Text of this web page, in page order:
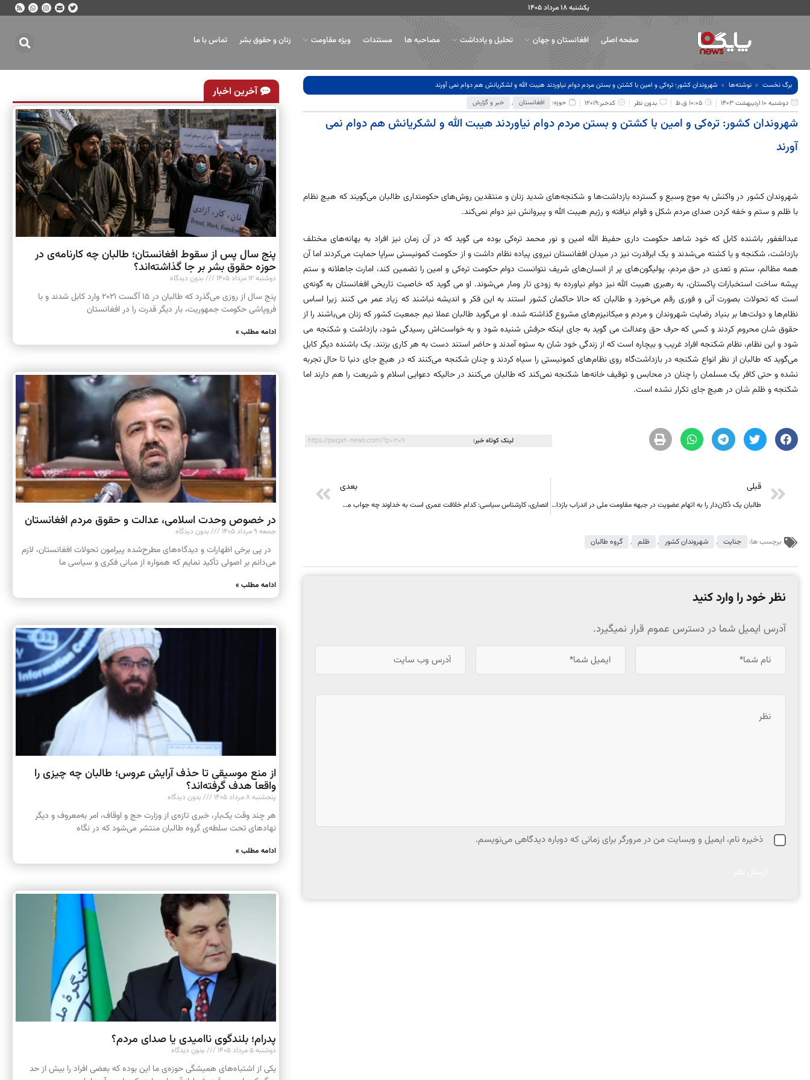
یکشنبه ۱۸ مرداد ۱۴۰۵
صفحه اصلی افغانستان و جهان تحلیل و یادداشت مصاحبه ها مستندات ویژه مقاومت زنان و حقوق بشر تماس با ما
برگ نخست نوشته‌ها
شهروندان کشور: تره‌کی و امین با کشتن و بستن مردم دوام نیاوردند هیبت الله و لشکریانش هم دوام نمی آورند
دوشنبه 10 اردیبهشت 1403
10:05 ق.ظ بدون نظر کدخبر:12019 حوزه: افغانستان , خبر و گزارش
شهروندان کشور: تره‌کی و امین با کشتن و بستن مردم دوام نیاوردند هیبت الله و لشکریانش هم دوام نمی
آورند
شهروندان کشور در واکنش به موج وسیع و گسترده بازداشت‌ها و شکنجه‌های شدید زنان و منتقدین روش‌های حکومتداری طالبان می‌گویند که هیچ نظام
با ظلم و ستم و خفه کردن صدای مردم شکل و قوام نیافته و رژیم هیبت الله و پیروانش نیز دوام نمی‌کند.
عبدالغفور باشنده کابل که خود شاهد حکومت داری حفیظ الله امین و نور محمد تره‌کی بوده می گوید که در آن زمان نیز افراد به بهانه‌های مختلف
بازداشت، شکنجه و یا کشته می‌شدند و یک ابرقدرت نیز در میدان افغانستان نیروی پیاده نظام داشت و از حکومت کمونیستی سراپا حمایت می‌کردند اما آن
همه مظالم، ستم و تعدی در حق مردم، پولیگون‌های پر از انسان‌های شریف نتوانست دوام حکومت تره‌کی و امین را تضمین کند، امارت جاهلانه و ستم
پیشه ساخت استخبارات پاکستان، به رهبری هیبت الله نیز دوام نیاورده به زودی تار ومار می‌شوند. او می گوید که خاصیت تاریخی افغانستان به گونه‌ی
است که تحولات بصورت آنی و فوری رقم می‌خورد و طالبان که حالا حاکمان کشور استند به این فکر و اندیشه نباشند که زیاد عمر می کنند زیرا اساس
نظام‌ها و دولت‌ها بر بنیاد رضایت شهروندان و مردم و میکانیزم‌های مشروع گذاشته شده. او می‌گوید طالبان عملا نیم جمعیت کشور که زنان می‌باشند را از
حقوق شان محروم کردند و کسی که حرف حق وعدالت می گوید به جای اینکه حرفش شنیده شود و به خواست‌اش رسیدگی شود، بازداشت و شکنجه می
شود و این نظام، نظام شکنجه افراد غریب و بیچاره است که از زندگی خود شان به ستوه آمدند و حاضر استند دست به هر کاری بزنند. یک باشنده دیگر کابل
می‌گوید که طالبان از نظر انواع شکنجه در بازداشت‌گاه روی نظام‌های کمونیستی را سیاه کردند و چنان شکنجه می‌کنند که در هیچ جای دنیا تا حال تجربه
نشده و حتی کافر یک مسلمان را چنان در محابس و توقیف خانه‌ها شکنجه نمی‌کند که طالبان می‌کنند در حالیکه دعوایی اسلام و شریعت را هم دارند اما
شکنجه و ظلم شان در هیچ جای تکرار نشده است.
لینک کوتاه خبر: https://paigah-news.com/?p=12019
قبلی
طالبان یک دُکان‌دار را به اتهام عضویت در جبهه مقاومت ملی در اندراب بازداشت کردند
بعدی
انصاری، کارشناس سیاسی: کدام خلافت عمری است به خداوند چه جواب می‌دهید
برچسب ها: جنایت , شهروندان کشور , ظلم , گروه طالبان
نظر خود را وارد کنید
آدرس ایمیل شما در دسترس عموم قرار نمیگیرد.
ذخیره نام، ایمیل و وبسایت من در مرورگر برای زمانی که دوباره دیدگاهی می‌نویسم.
آخرین اخبار
پنج سال پس از سقوط افغانستان؛ طالبان چه کارنامه‌ی در
حوزه حقوق بشر بر جا گذاشته‌اند؟
دوشنبه ۱۲ مرداد ۱۴۰۵ بدون دیدگاه
پنج سال از روزی می‌گذرد که طالبان در ۱۵ آگست ۲۰۲۱ وارد کابل شدند و با
فروپاشی حکومت جمهوریت، بار دیگر قدرت را در افغانستان
ادامه مطلب »
در خصوص وحدت اسلامی، عدالت و حقوق مردم افغانستان
جمعه ۹ مرداد ۱۴۰۵ بدون دیدگاه
در پی برخی اظهارات و دیدگاه‌های مطرح‌شده پیرامون تحولات افغانستان، لازم
می‌دانم بر اصولی تأکید نمایم که همواره از مبانی فکری و سیاسی ما
ادامه مطلب »
از منع موسیقی تا حذف آرایش عروس؛ طالبان چه چیزی را
واقعا هدف گرفته‌اند؟
پنجشنبه ۸ مرداد ۱۴۰۵ بدون دیدگاه
هر چند وقت یک‌بار، خبری تازه‌ی از وزارت حج و اوقاف، امر به‌معروف و دیگر
نهادهای تحت سلطه‌ی گروه طالبان منتشر می‌شود که در نگاه
ادامه مطلب »
پدرام؛ بلندگوی ناامیدی یا صدای مردم؟
دوشنبه ۵ مرداد ۱۴۰۵ بدون دیدگاه
یکی از اشتباه‌های همیشگی حوزه‌ی ما این بوده که بعضی افراد را بیش از حد